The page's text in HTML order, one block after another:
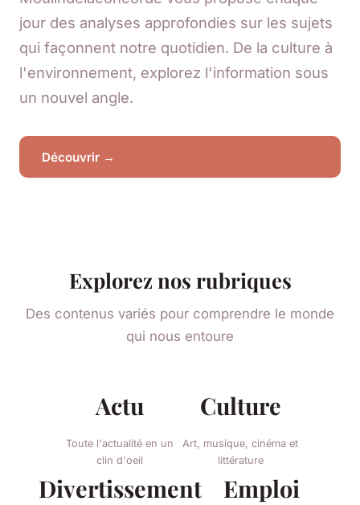
jour des analyses approfondies sur les sujets
qui façonnent notre quotidien. De la culture à
l'environnement, explorez l'information sous
un nouvel angle.
Découvrir →
Explorez nos rubriques
Des contenus variés pour comprendre le monde
qui nous entoure
Actu
Toute l'actualité en un
clin d'oeil
Culture
Art, musique, cinéma et
littérature
Divertissement Emploi